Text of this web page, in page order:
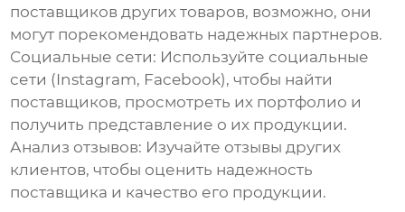
поставщиков других товаров, возможно, они
могут порекомендовать надежных партнеров.
Социальные сети: Используйте социальные
сети (Instagram, Facebook), чтобы найти
поставщиков, просмотреть их портфолио и
получить представление о их продукции.
Анализ отзывов: Изучайте отзывы других
клиентов, чтобы оценить надежность
поставщика и качество его продукции.